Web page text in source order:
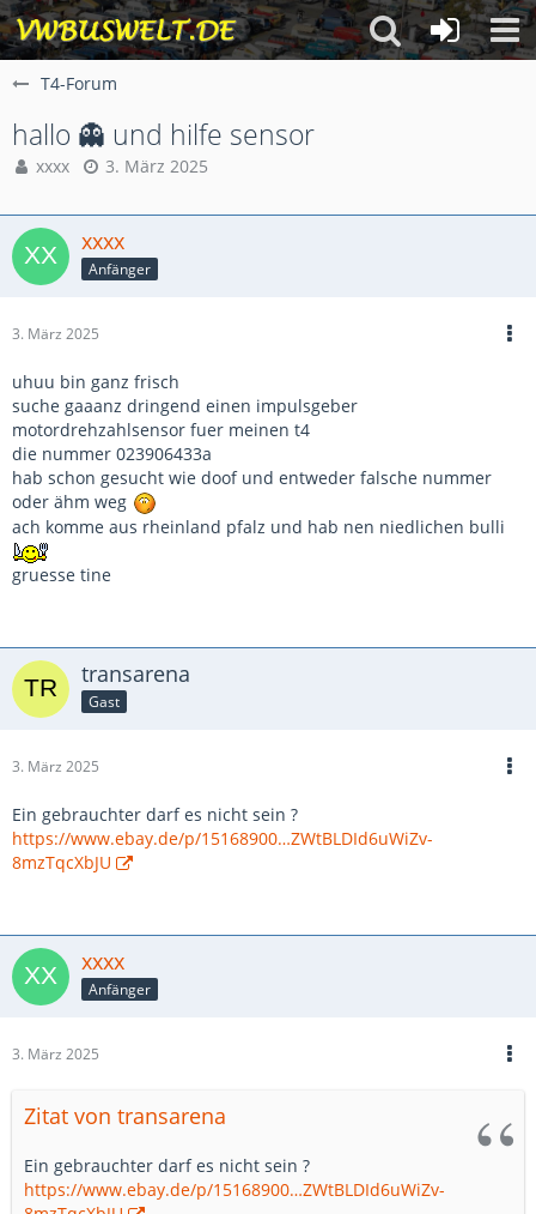
T4-Forum
hallo 👻 und hilfe sensor
xxxx 3. März 2025
xxxx
Anfänger
3. März 2025
uhuu bin ganz frisch
suche gaaanz dringend einen impulsgeber
motordrehzahlsensor fuer meinen t4
die nummer 023906433a
hab schon gesucht wie doof und entweder falsche nummer
oder ähm weg
ach komme aus rheinland pfalz und hab nen niedlichen bulli
gruesse tine
transarena
Gast
3. März 2025
Ein gebrauchter darf es nicht sein ?
https://www.ebay.de/p/15168900…ZWtBLDId6uWiZv-
8mzTqcXbJU
xxxx
Anfänger
3. März 2025
Zitat von transarena
Ein gebrauchter darf es nicht sein ?
https://www.ebay.de/p/15168900…ZWtBLDId6uWiZv-